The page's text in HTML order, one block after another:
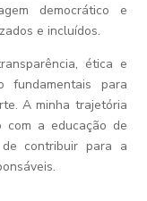
democrático e
e incluídos.
ética e
fundamentais para
A minha trajetória
com a educação de
contribuir para a